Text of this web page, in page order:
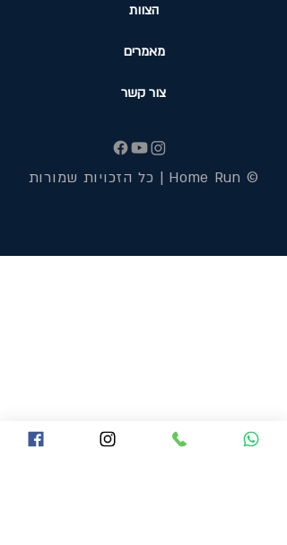
הצוות
מאמרים
צור קשר
© Home Run | כל הזכויות שמורות